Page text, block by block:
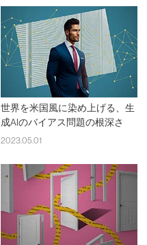
世界を米国風に染め上げる、生
成AIのバイアス問題の根深さ
2023.05.01